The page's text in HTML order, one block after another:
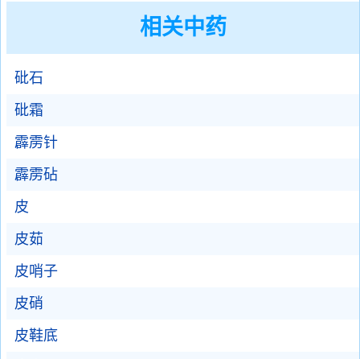
相关中药
砒石
砒霜
霹雳针
霹雳砧
皮
皮茹
皮哨子
皮硝
皮鞋底